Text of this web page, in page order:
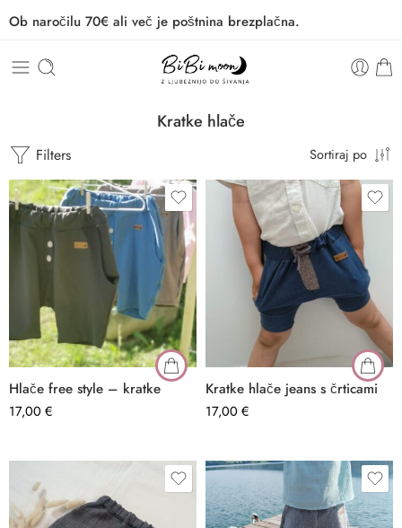
Ob naročilu 70€ ali več je poštnina brezplačna.
Kratke hlače
Filters Sortiraj po
Hlače free style – kratke
17,00 €
Kratke hlače jeans s črticami
17,00 €